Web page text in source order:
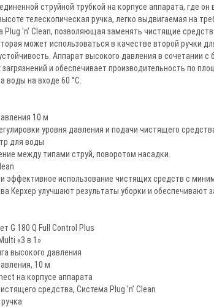
струйной трубкой на корпусе аппарата, где
телескопическая ручка, легко выдвигаемая на
Plug 'n' Clean, позволяющая заменять чистящие
может использоваться в качестве второй ручки
Аппарат высокого давления в сочетании
и обеспечивает производительность по
воды на входе 60 °С.
10 м
уровня давления и подачи чистящего
для воды
между типами струй, поворотом насадки.
эффективное использование чистящих средств с
Керхер улучшают результаты уборки и обеспечивают
G 180 Q Full Control Plus
«3 в 1»
высокого давления
10 м
на корпусе аппарата
средства, Система Plug ’n’ Clean